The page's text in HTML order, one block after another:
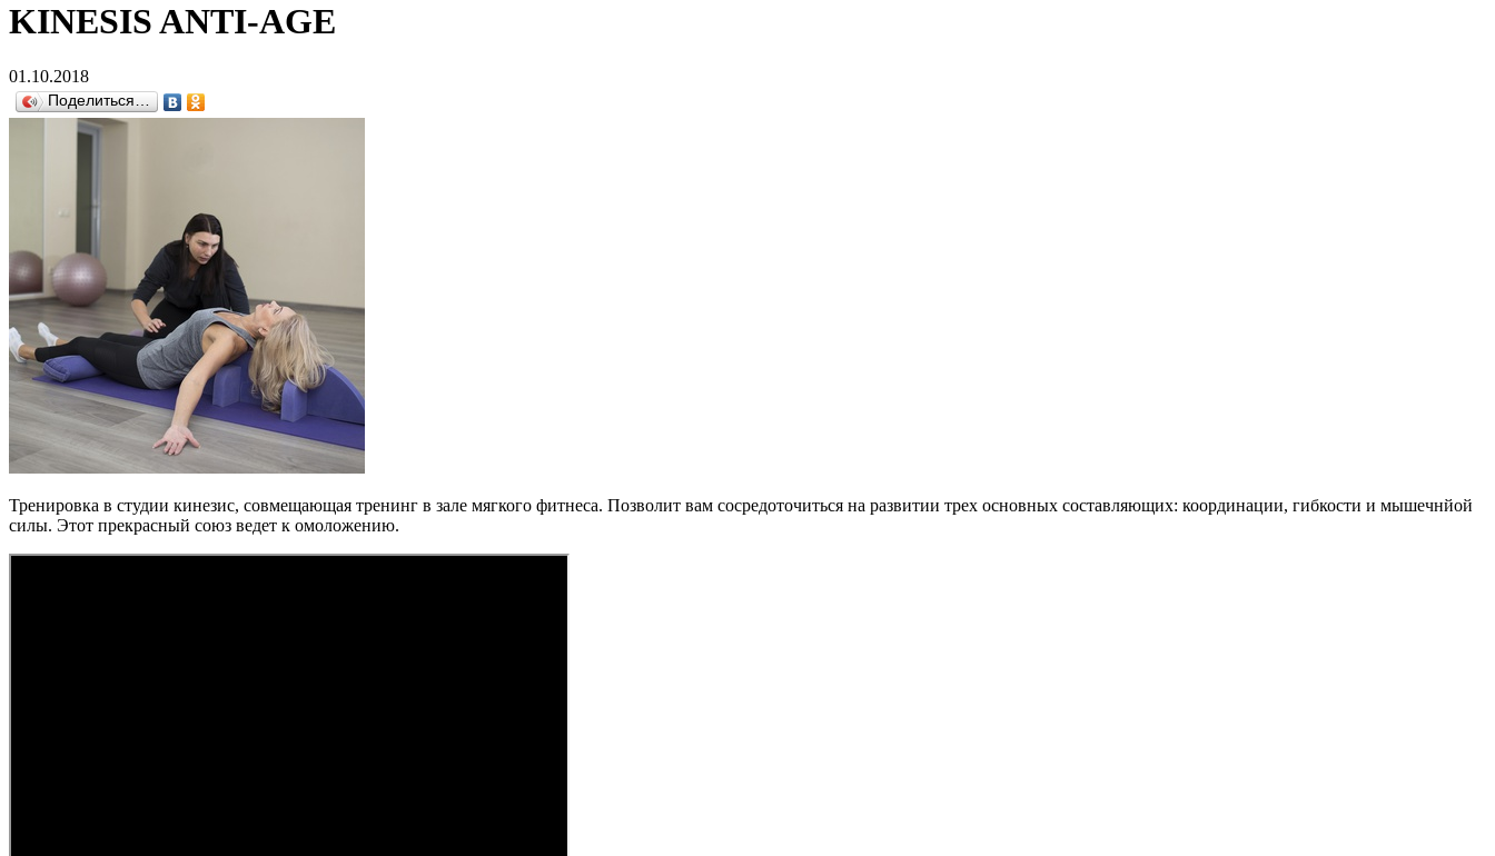
KINESIS ANTI-AGE
01.10.2018
Поделиться…
Тренировка в студии кинезис, совмещающая тренинг в зале мягкого фитнеса. Позволит вам сосредоточиться на развитии трех основных составляющих: координации, гибкости и мышечнйой
силы. Этот прекрасный союз ведет к омоложению.